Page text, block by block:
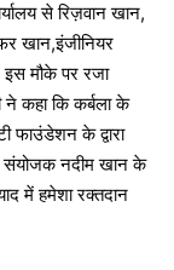
से रिज़वान खान,
खान,इंजीनियर
इस मौके पर रजा
कहा कि कर्बला के
फाउंडेशन के द्वारा
संयोजक नदीम खान के
में हमेशा रक्तदान